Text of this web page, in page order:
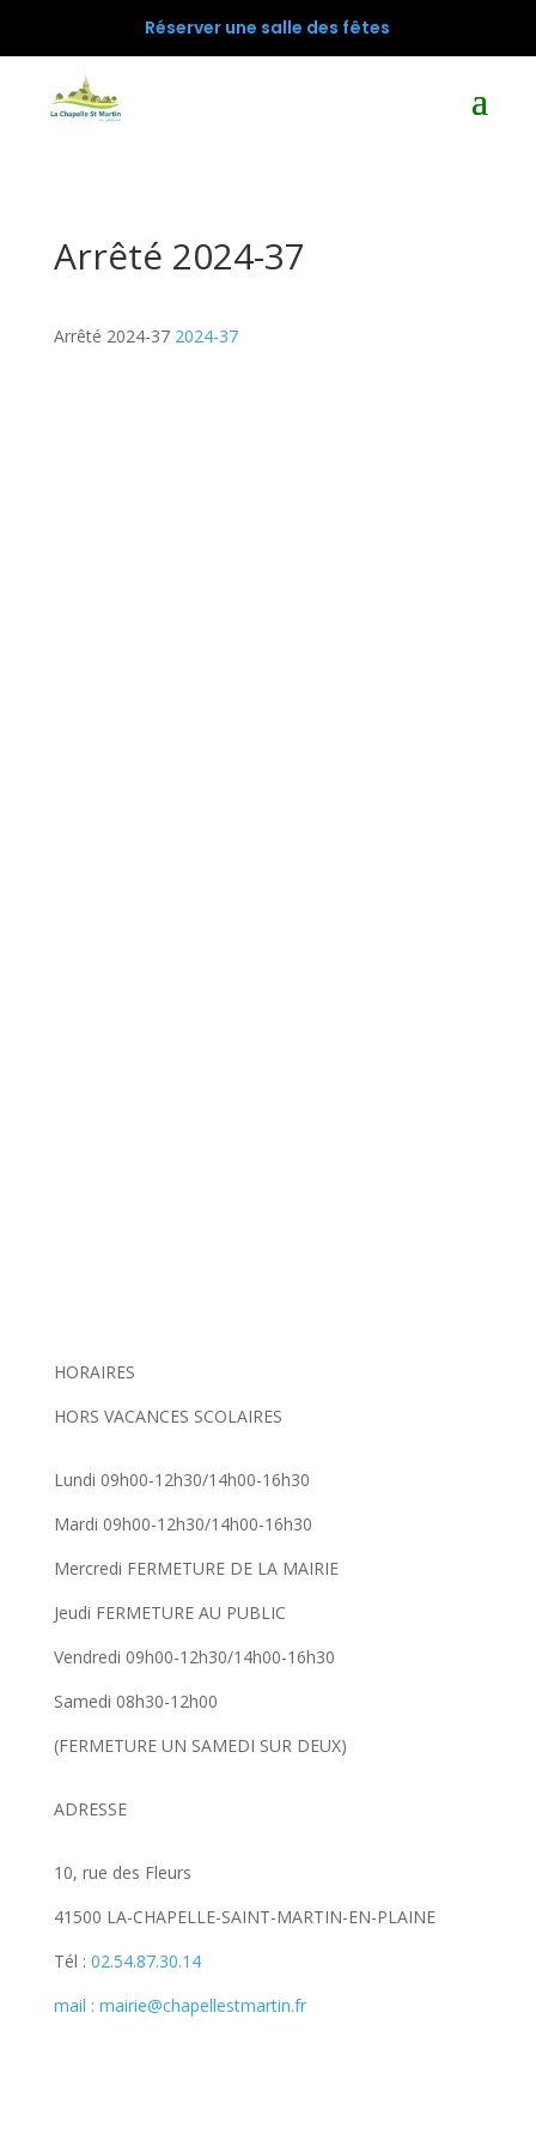
Réserver une salle des fêtes
Arrêté 2024-37
Arrêté 2024-37 2024-37
HORAIRES
HORS VACANCES SCOLAIRES
Lundi 09h00-12h30/14h00-16h30
Mardi 09h00-12h30/14h00-16h30
Mercredi FERMETURE DE LA MAIRIE
Jeudi FERMETURE AU PUBLIC
Vendredi 09h00-12h30/14h00-16h30
Samedi 08h30-12h00
(FERMETURE UN SAMEDI SUR DEUX)
ADRESSE
10, rue des Fleurs
41500 LA-CHAPELLE-SAINT-MARTIN-EN-PLAINE
Tél : 02.54.87.30.14
mail : mairie@chapellestmartin.fr